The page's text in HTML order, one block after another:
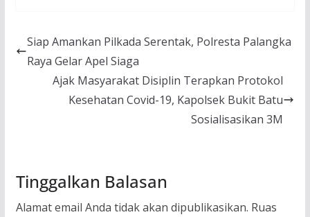
Siap Amankan Pilkada Serentak, Polresta Palangka
Raya Gelar Apel Siaga
Ajak Masyarakat Disiplin Terapkan Protokol
Kesehatan Covid-19, Kapolsek Bukit Batu
Sosialisasikan 3M
Tinggalkan Balasan
Alamat email Anda tidak akan dipublikasikan. Ruas